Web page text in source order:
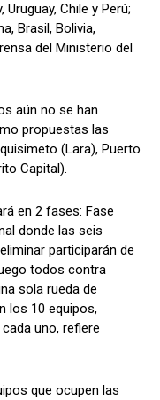
Chile y Perú;
Brasil, Bolivia,
del Ministerio del
aún no se han
propuestas las
(Lara), Puerto
Capital).
en 2 fases: Fase
donde las seis
participarán de
todos contra
sola rueda de
los 10 equipos,
uno, refiere
que ocupen las